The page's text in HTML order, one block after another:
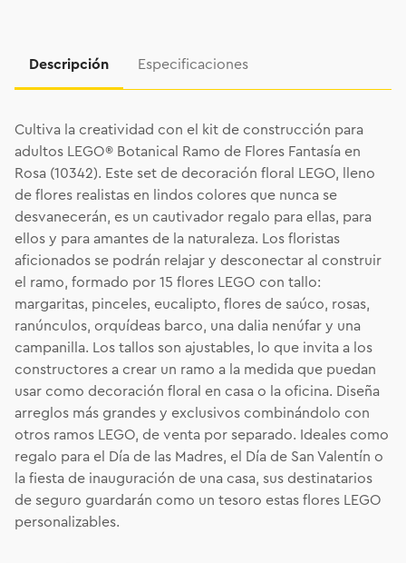
Descripción Especificaciones
Cultiva la creatividad con el kit de construcción para
adultos LEGO® Botanical Ramo de Flores Fantasía en
Rosa (10342). Este set de decoración floral LEGO, lleno
de flores realistas en lindos colores que nunca se
desvanecerán, es un cautivador regalo para ellas, para
ellos y para amantes de la naturaleza. Los floristas
aficionados se podrán relajar y desconectar al construir
el ramo, formado por 15 flores LEGO con tallo:
margaritas, pinceles, eucalipto, flores de saúco, rosas,
ranúnculos, orquídeas barco, una dalia nenúfar y una
campanilla. Los tallos son ajustables, lo que invita a los
constructores a crear un ramo a la medida que puedan
usar como decoración floral en casa o la oficina. Diseña
arreglos más grandes y exclusivos combinándolo con
otros ramos LEGO, de venta por separado. Ideales como
regalo para el Día de las Madres, el Día de San Valentín o
la fiesta de inauguración de una casa, sus destinatarios
de seguro guardarán como un tesoro estas flores LEGO
personalizables.